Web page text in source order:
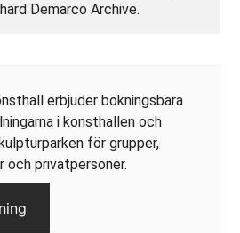
Demarco Archive.
erbjuder bokningsbara
i konsthallen och
för grupper,
och privatpersoner.